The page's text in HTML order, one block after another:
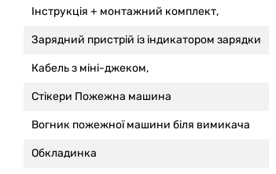
Інструкція + монтажний комплект,
Зарядний пристрій із індикатором зарядки
Кабель з міні-джеком,
Стікери Пожежна машина
Вогник пожежної машини біля вимикача
Обкладинка